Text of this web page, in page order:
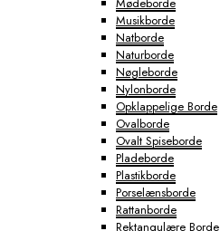
Musikborde
Natborde
Naturborde
Nøgleborde
Nylonborde
Opklappelige Borde
Ovalborde
Ovalt Spiseborde
Pladeborde
Plastikborde
Porselænsborde
Rattanborde
Rektangulære Borde